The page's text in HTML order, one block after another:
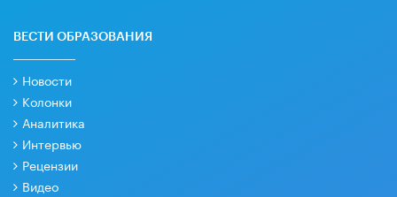
ВЕСТИ ОБРАЗОВАНИЯ
Новости
Колонки
Аналитика
Интервью
Рецензии
Видео